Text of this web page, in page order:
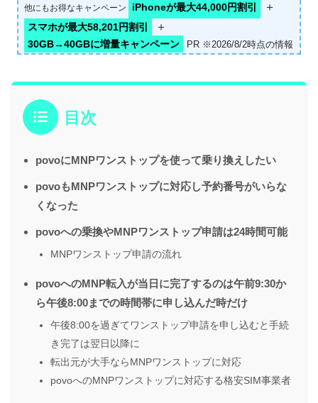
他にもお得なキャンペーン iPhoneが最大44,000円割引 ＋
スマホが最大58,201円割引 ＋
30GB→40GBに増量キャンペーン PR ※2026/8/2時点の情報
目次
povoにMNPワンストップを使って乗り換えしたい
povoもMNPワンストップに対応し予約番号がいらな
くなった
povoへの乗換やMNPワンストップ申請は24時間可能
MNPワンストップ申請の流れ
povoへのMNP転入が当日に完了するのは午前9:30か
ら午後8:00までの時間帯に申し込んだ時だけ
午後8:00を過ぎてワンストップ申請を申し込むと手続
き完了は翌日以降に
転出元が大手ならMNPワンストップに対応
povoへのMNPワンストップに対応する格安SIM事業者